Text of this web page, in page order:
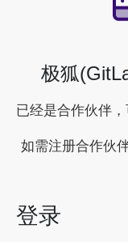
极狐
已经是合作伙伴
如需注册合作伙
登录